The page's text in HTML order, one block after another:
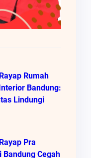
Rumah
Bandung:
Lindungi
Pra
Bandung Cegah